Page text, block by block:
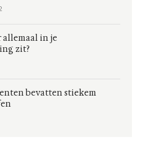
allemaal in je
zit?
bevatten stiekem